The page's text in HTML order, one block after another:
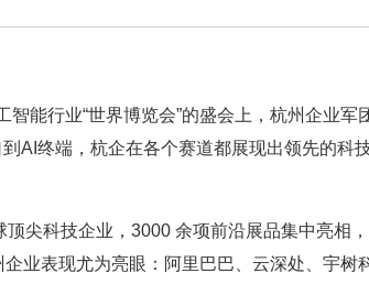
能行业“世界博览会”的盛会上，杭州企业军
到AI终端，杭企在各个赛道都展现出领先的科
尖科技企业，3000 余项前沿展品集中亮相
业表现尤为亮眼：阿里巴巴、云深处、宇树